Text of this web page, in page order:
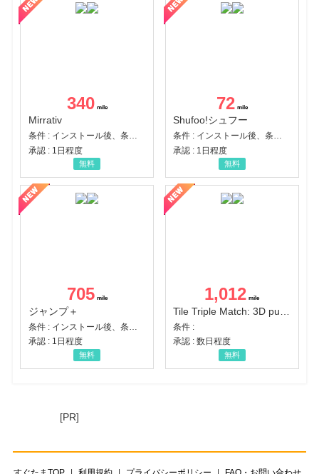
340
Mirrativ
条件 : インストール後、条件達成
承認 : 1日程度
無料
72
Shufoo!シュフー
条件 : インストール後、条件達成
承認 : 1日程度
無料
705
ジャンプ＋
承認 : 1日程度
無料
1,012
条件 :
承認 : 数日程度
無料
[PR]